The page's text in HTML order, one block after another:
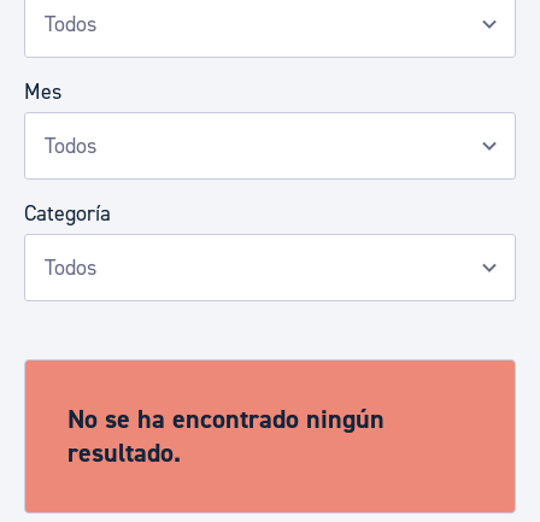
Mes
Categoría
No se ha encontrado ningún
resultado.